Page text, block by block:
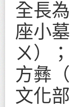
全長
座小
ㄨ）
方彝
文化